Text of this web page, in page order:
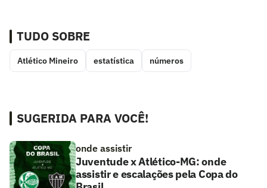
TUDO SOBRE
Atlético Mineiro estatística números
SUGERIDA PARA VOCÊ!
onde assistir
Juventude x Atlético-MG: onde
assistir e escalações pela Copa do